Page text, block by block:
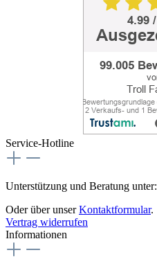
Service-Hotline
Unterstützung und Beratung unter:
Oder über unserKontaktformular.
Vertrag widerrufen
Informationen